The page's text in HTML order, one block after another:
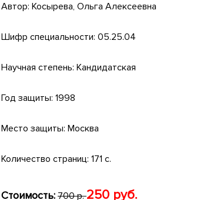
Автор: Косырева, Ольга Алексеевна
Шифр специальности: 05.25.04
Научная степень: Кандидатская
Год защиты: 1998
Место защиты: Москва
Количество страниц: 171 с.
Стоимость: 700 р.250 руб.